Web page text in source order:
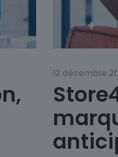
12 décembre